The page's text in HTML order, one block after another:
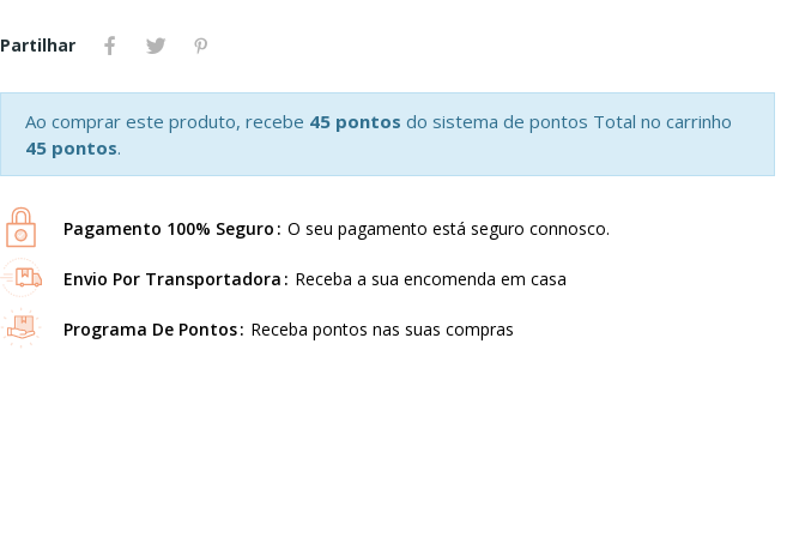
Partilhar
Ao comprar este produto, recebe 45 pontos do sistema de pontos Total no carrinho
45 pontos.
Pagamento 100% Seguro O seu pagamento está seguro connosco.
Envio Por Transportadora Receba a sua encomenda em casa
Programa De Pontos Receba pontos nas suas compras